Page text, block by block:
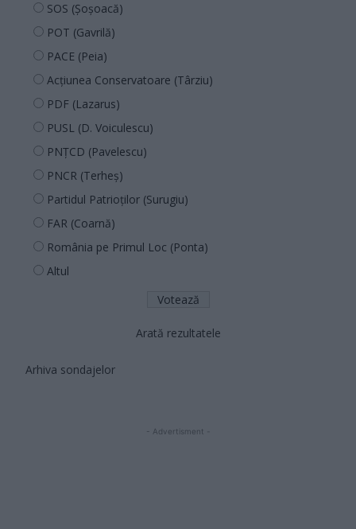
SOS (Șoșoacă)
POT (Gavrilă)
PACE (Peia)
Acțiunea Conservatoare (Târziu)
PDF (Lazarus)
PUSL (D. Voiculescu)
PNȚCD (Pavelescu)
PNCR (Terheș)
Partidul Patrioților (Surugiu)
FAR (Coarnă)
România pe Primul Loc (Ponta)
Altul
Arată rezultatele
Arhiva sondajelor
- Advertisment -